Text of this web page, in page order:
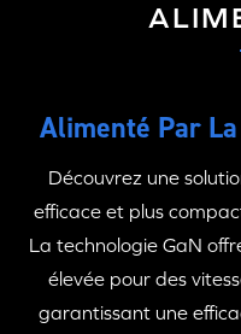
Alimenté Par La
Découvrez une
efficace et plus
La technologie GaN
élevée pour des
garantissant une